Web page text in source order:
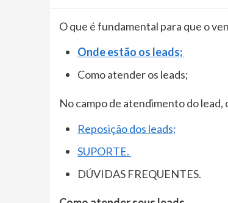
O que é fundamental para que o
Onde estão os leads;
Como atender os leads;
No campo de atendimento do
Reposição dos leads;
SUPORTE.
DÚVIDAS FREQUENTES.